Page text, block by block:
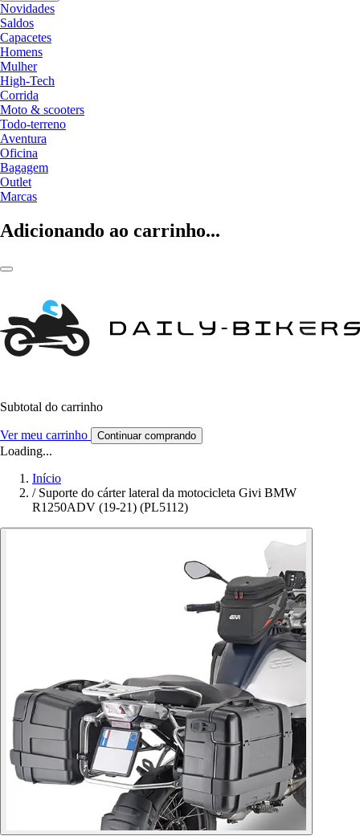
Novidades
Saldos
Capacetes
Homens
Mulher
High-Tech
Corrida
Moto & scooters
Todo-terreno
Aventura
Oficina
Bagagem
Outlet
Marcas
Adicionando ao carrinho...
Subtotal do carrinho
Ver meu carrinho Continuar comprando
Loading...
Início
/ Suporte do cárter lateral da motocicleta Givi BMW
R1250ADV (19-21) (PL5112)